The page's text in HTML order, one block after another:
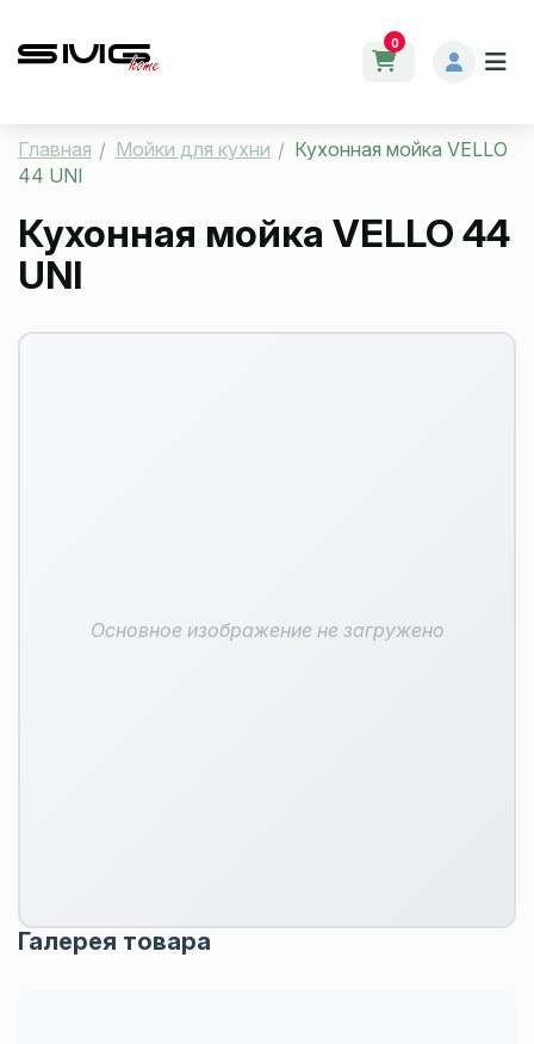
0
Главная Мойки для кухни
Кухонная мойка VELLO
44 UNI
Кухонная мойка VELLO 44
UNI
Основное изображение не загружено
Галерея товара